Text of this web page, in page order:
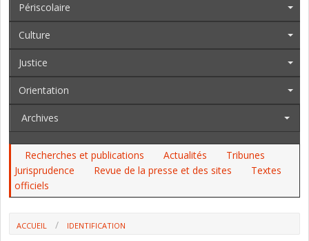
Périscolaire
Culture
Justice
Orientation
Archives
Recherches et publications Actualités
Tribunes
Jurisprudence
Revue de la presse et des sites
Textes
officiels
ACCUEIL IDENTIFICATION